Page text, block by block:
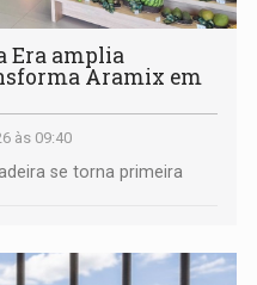
Era amplia
Aramix em
às 09:40
se torna primeira